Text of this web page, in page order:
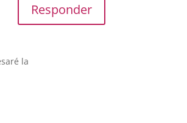
la
Responder